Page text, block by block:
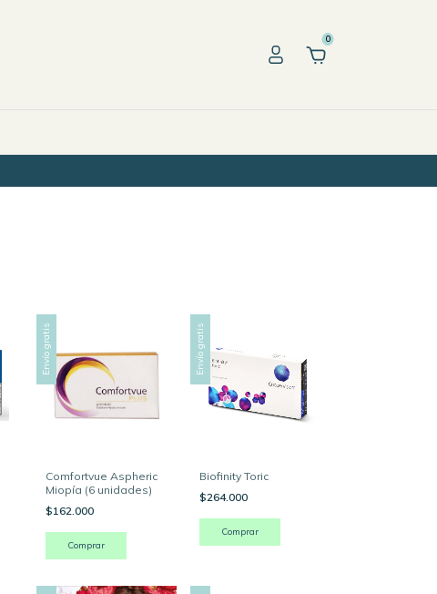
0
Envío gratis
Comfortvue Aspheric
Miopía (6 unidades)
$162.000
Comprar
Envío gratis
Biofinity Toric
$264.000